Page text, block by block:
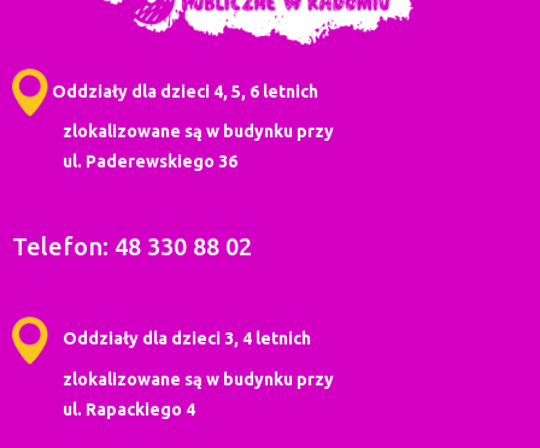
Oddziały dla dzieci 4, 5, 6 letnich
zlokalizowane są w budynku przy
ul. Paderewskiego 36
Telefon: 48 330 88 02
Oddziały dla dzieci 3, 4 letnich
zlokalizowane są w budynku przy
ul. Rapackiego 4